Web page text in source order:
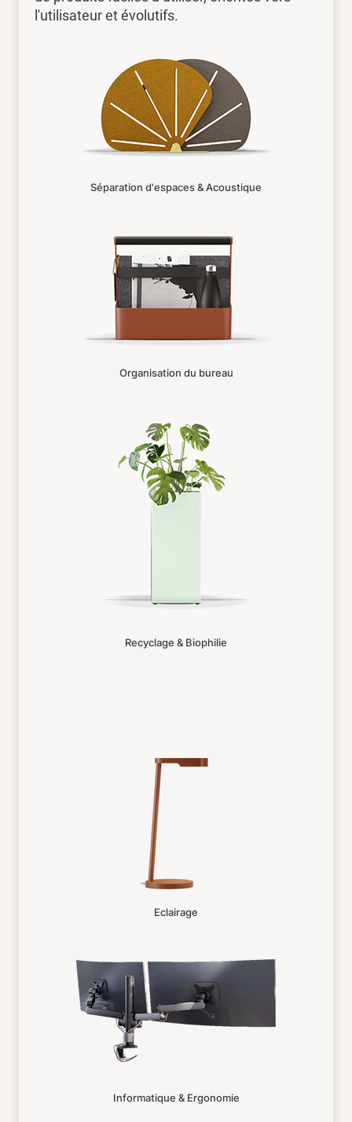
l'utilisateur et évolutifs.
Séparation d'espaces & Acoustique
Organisation du bureau
Recyclage & Biophilie
Eclairage
Informatique & Ergonomie